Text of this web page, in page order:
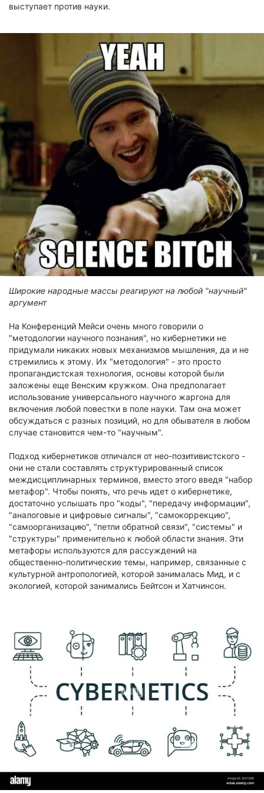
выступает против науки.
Широкие народные массы реагируют на любой "научный"
аргумент
На Конференций Мейси очень много говорили о
"методологии научного познания", но кибернетики не
придумали никаких новых механизмов мышления, да и не
стремились к этому. Их "методология" - это просто
пропагандистская технология, основы которой были
заложены еще Венским кружком. Она предполагает
использование универсального научного жаргона для
включения любой повестки в поле науки. Там она может
обсуждаться с разных позиций, но для обывателя в любом
случае становится чем-то "научным".
Подход кибернетиков отличался от нео-позитивистского -
они не стали составлять структурированный список
междисциплинарных терминов, вместо этого введя "набор
метафор". Чтобы понять, что речь идет о кибернетике,
достаточно услышать про "коды", "передачу информации",
"аналоговые и цифровые сигналы", "самокоррекцию",
"самоорганизацию", "петли обратной связи", "системы" и
"структуры" применительно к любой области знания. Эти
метафоры используются для рассуждений на
общественно-политические темы, например, связанные с
культурной антропологией, которой занималась Мид, и с
экологией, которой занимались Бейтсон и Хатчинсон.